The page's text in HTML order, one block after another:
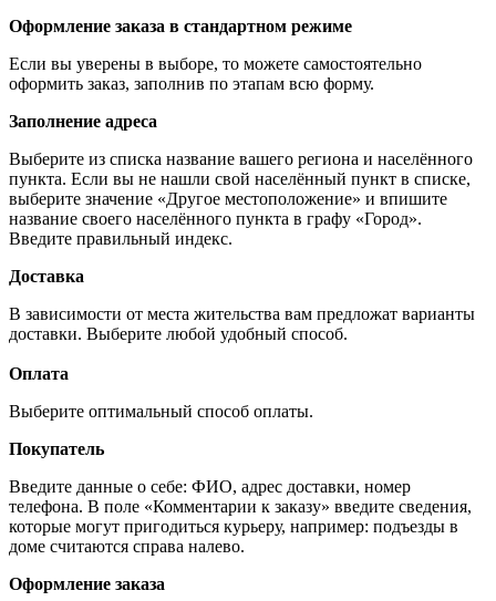
Оформление заказа в стандартном режиме
Если вы уверены в выборе, то можете самостоятельно
оформить заказ, заполнив по этапам всю форму.
Заполнение адреса
Выберите из списка название вашего региона и населённого
пункта. Если вы не нашли свой населённый пункт в списке,
выберите значение «Другое местоположение» и впишите
название своего населённого пункта в графу «Город».
Введите правильный индекс.
Доставка
В зависимости от места жительства вам предложат варианты
доставки. Выберите любой удобный способ.
Оплата
Выберите оптимальный способ оплаты.
Покупатель
Введите данные о себе: ФИО, адрес доставки, номер
телефона. В поле «Комментарии к заказу» введите сведения,
которые могут пригодиться курьеру, например: подъезды в
доме считаются справа налево.
Оформление заказа